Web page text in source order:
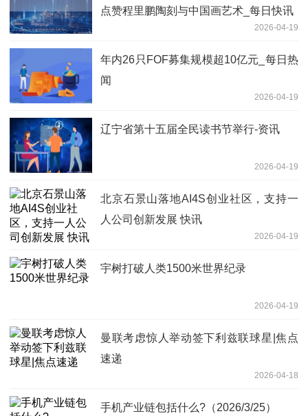
点赞程里鹏陶刻与中国画艺术_每日快讯
2026-04-19
年内26只FOF募集规模超10亿元_每日热
闻
2026-04-19
辽宁省第十五届全民读书节举行-资讯
2026-04-19
北京石景山落地AI4S创业社区，支持一
人公司创新发展 快讯
2026-04-19
宇树打破人类1500米世界纪录
2026-04-19
曼联考虑惊人举动签下利兹联球星|焦点
速递
2026-04-18
手机产业链包括什么?（2026/3/25）